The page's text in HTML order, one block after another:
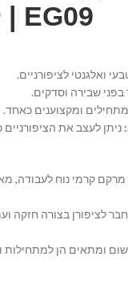
EG09 | קאני CANNI
ואלגנטי לציפורניים.
בפני שבירה וסדקים.
ומקצוענים כאחד.
ניתן לעצב את הציפורניים
מרקם קרמי נוח לעבודה,
לציפורן בצורה חזקה
ומתאים הן למתחילות